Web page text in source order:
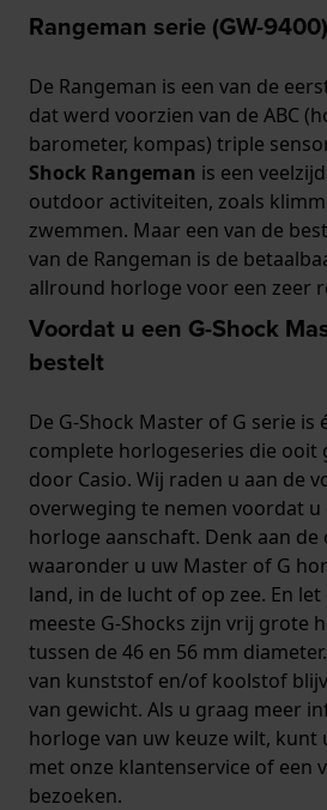
Rangeman serie (GW-9400)
De Rangeman is een van de
dat werd voorzien van de ABC
barometer, kompas) triple
Shock Rangeman is een
outdoor activiteiten, zoals
zwemmen. Maar een van de
van de Rangeman is de
allround horloge voor een zeer
Voordat u een G-Shock
bestelt
De G-Shock Master of G serie is
complete horlogeseries die ooit
door Casio. Wij raden u aan de
overweging te nemen voordat u
horloge aanschaft. Denk aan
waaronder u uw Master of G
land, in de lucht of op zee. En
meeste G-Shocks zijn vrij grote
tussen de 46 en 56 mm
van kunststof en/of koolstof
van gewicht. Als u graag meer
horloge van uw keuze wilt, kunt
met onze klantenservice of een
bezoeken.